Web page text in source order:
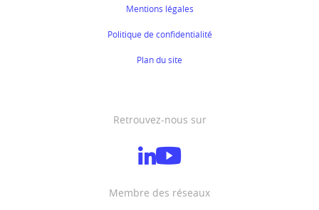
Mentions légales
Politique de confidentialité
Plan du site
Retrouvez-nous sur
Membre des réseaux